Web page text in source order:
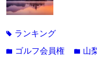
tag ランキング
folder ゴルフ会員権 folder 山